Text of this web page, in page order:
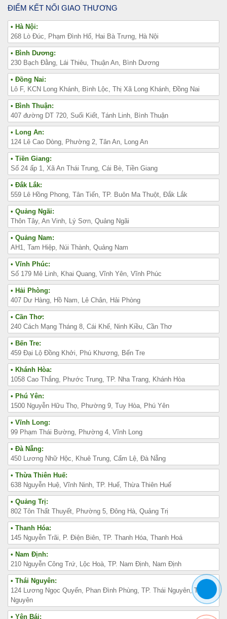
ĐIỂM KẾT NỐI GIAO THƯƠNG
• Hà Nội:
268 Lò Đúc, Phạm Đình Hổ, Hai Bà Trưng, Hà Nội
• Bình Dương:
230 Bạch Đằng, Lái Thiêu, Thuận An, Bình Dương
• Đồng Nai:
Lô F, KCN Long Khánh, Bình Lộc, Thị Xã Long Khánh, Đồng Nai
• Bình Thuận:
407 đường DT 720, Suối Kiết, Tánh Linh, Bình Thuận
• Long An:
124 Lê Cao Dòng, Phường 2, Tân An, Long An
• Tiền Giang:
Số 24 ấp 1, Xã An Thái Trung, Cái Bè, Tiền Giang
• Đắk Lắk:
559 Lê Hồng Phong, Tân Tiến, TP. Buôn Ma Thuột, Đắk Lắk
• Quảng Ngãi:
Thôn Tây, An Vinh, Lý Sơn, Quảng Ngãi
• Quảng Nam:
AH1, Tam Hiệp, Núi Thành, Quảng Nam
• Vĩnh Phúc:
Số 179 Mê Linh, Khai Quang, Vĩnh Yên, Vĩnh Phúc
• Hải Phòng:
407 Dư Hàng, Hồ Nam, Lê Chân, Hải Phòng
• Cần Thơ:
240 Cách Mạng Tháng 8, Cái Khế, Ninh Kiều, Cần Thơ
• Bến Tre:
459 Đại Lộ Đồng Khởi, Phú Khương, Bến Tre
• Khánh Hòa:
1058 Cao Thắng, Phước Trung, TP. Nha Trang, Khánh Hòa
• Phú Yên:
1500 Nguyễn Hữu Thọ, Phường 9, Tuy Hòa, Phú Yên
• Vĩnh Long:
99 Phạm Thái Bường, Phường 4, Vĩnh Long
• Đà Nẵng:
450 Lương Nhữ Hộc, Khuê Trung, Cẩm Lệ, Đà Nẵng
• Thừa Thiên Huế:
638 Nguyễn Huệ, Vĩnh Ninh, TP. Huế, Thừa Thiên Huế
• Quảng Trị:
802 Tôn Thất Thuyết, Phường 5, Đông Hà, Quảng Trị
• Thanh Hóa:
145 Nguyễn Trãi, P. Điện Biên, TP. Thanh Hóa, Thanh Hoá
• Nam Định:
210 Nguyễn Công Trứ, Lộc Hoà, TP. Nam Định, Nam Định
• Thái Nguyên:
124 Lương Ngọc Quyến, Phan Đình Phùng, TP. Thái Nguyên, Thái
Nguyên
• Yên Bái: